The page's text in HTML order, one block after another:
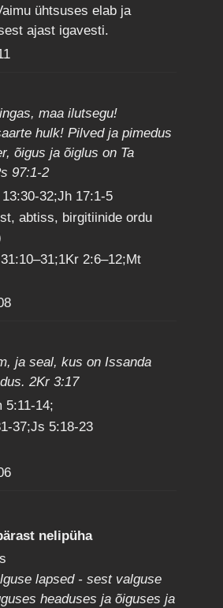
ühtsuses elab ja
ajast igavesti.
maa ilutsegu!
hulk! Pilved ja pimedus
õigus ja õiglus on Ta
97:1-2
32;Jh 17:1-5
abtiss, birgitiinide ordu
2:6–12;Mt
ja seal, kus on Issanda
2Kr 3:17
5:11-14;
37;Js 5:18-23
nelipüha
lapsed - sest valguse
headuses ja õiguses ja